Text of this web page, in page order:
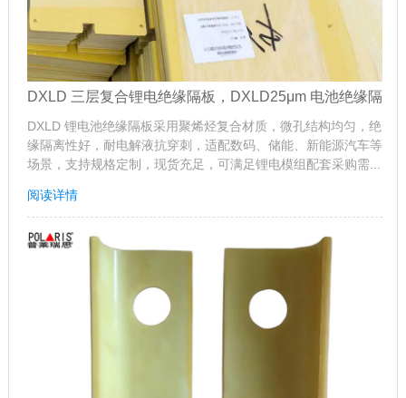
DXLD 三层复合锂电绝缘隔板，DXLD25μm 电池绝缘隔
DXLD 锂电池绝缘隔板采用聚烯烃复合材质，微孔结构均匀，绝
缘隔离性好，耐电解液抗穿刺，适配数码、储能、新能源汽车等
场景，支持规格定制，现货充足，可满足锂电模组配套采购需...
阅读详情